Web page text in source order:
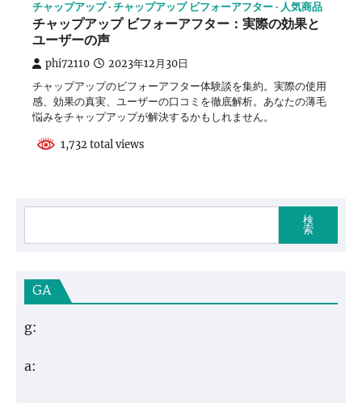
チャップアップ チャップアップ ビフォーアフター 人気商品
チャップアップ ビフォーアフター：実際の効果と
ユーザーの声
phi72110 2023年12月30日
チャップアップのビフォーアフター体験談を集約。実際の使用
感、効果の真実、ユーザーの口コミを徹底解析。あなたの薄毛
悩みをチャップアップが解決するかもしれません。
1,732 total views
検
索
GA
g:
a: